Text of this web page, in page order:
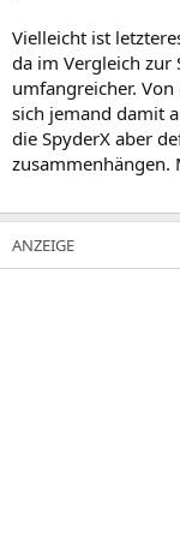
Vielleicht ist
da im Vergleich zur
umfangreicher.
sich jemand damit
die SpyderX aber
zusammenhängen.